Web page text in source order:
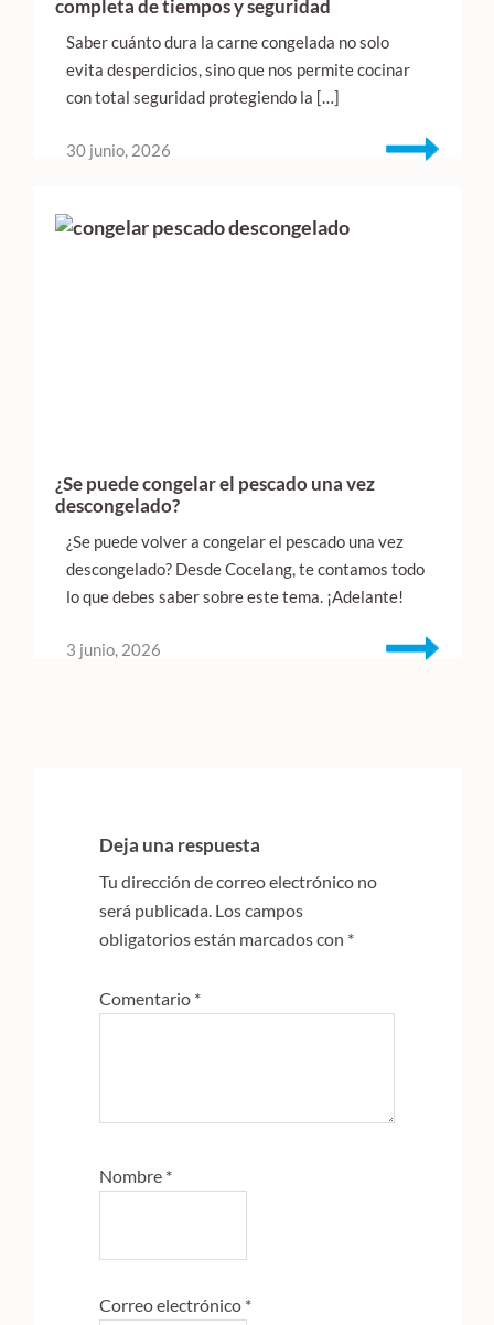
completa de tiempos y seguridad
Saber cuánto dura la carne congelada no solo
evita desperdicios, sino que nos permite cocinar
con total seguridad protegiendo la […]
30 junio, 2026
¿Se puede congelar el pescado una vez
descongelado?
¿Se puede volver a congelar el pescado una vez
descongelado? Desde Cocelang, te contamos todo
lo que debes saber sobre este tema. ¡Adelante!
3 junio, 2026
lectores
Deja una respuesta
Tu dirección de correo electrónico no
será publicada. Los campos
obligatorios están marcados con *
Comentario *
Nombre *
Correo electrónico *